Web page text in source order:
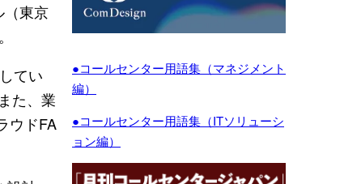
（東京
てい
た、業
ウドFA
●コールセンター用語集（マネジメント
編）
●コールセンター用語集（ITソリューシ
ョン編）